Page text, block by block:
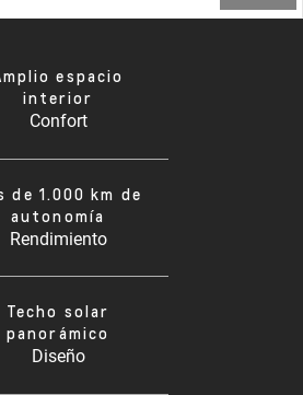
espacio
interior
Confort
de 1.000 km de
autonomía
Rendimiento
Techo solar
panorámico
Diseño